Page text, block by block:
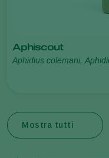
Aphiscout
Aphidius colemani,
Mostra tutti